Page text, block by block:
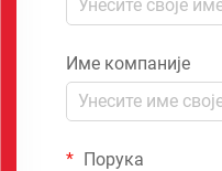
Име компаније
Порука